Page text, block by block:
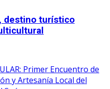
destino turístico